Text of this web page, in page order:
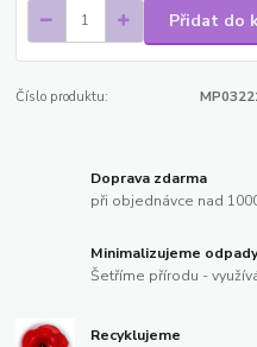
Přidat do
Číslo produktu:
Doprava zdarma
při objednávce nad
Minimalizujeme
Šetříme přírodu -
Recyklujeme